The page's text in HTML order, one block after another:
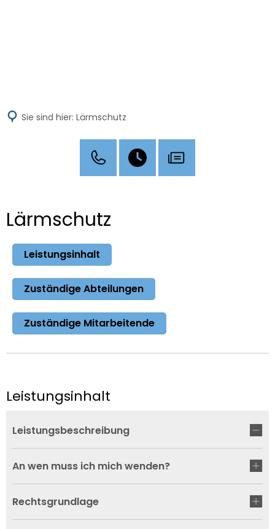
Sie sind hier: Lärmschutz
Lärmschutz
Leistungsinhalt
Zuständige Abteilungen
Zuständige Mitarbeitende
Leistungsinhalt
Leistungsbeschreibung
An wen muss ich mich wenden?
Rechtsgrundlage